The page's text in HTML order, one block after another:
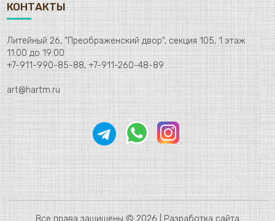
КОНТАКТЫ
Литейный 26, "Преображенский двор", секция 105, 1 этаж
11:00 до 19:00
+7-911-990-85-88, +7-911-260-48-89
art@hartm.ru